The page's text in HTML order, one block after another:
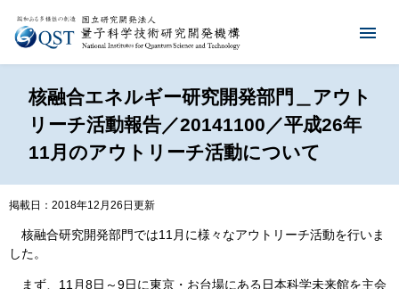
核融合エネルギー研究開発部門＿アウト
リーチ活動報告／20141100／平成26年
11月のアウトリーチ活動について
掲載日：2018年12月26日更新
核融合研究開発部門では11月に様々なアウトリーチ活動を行いま
した。
まず、11月8日～9日に東京・お台場にある日本科学未来館を主会